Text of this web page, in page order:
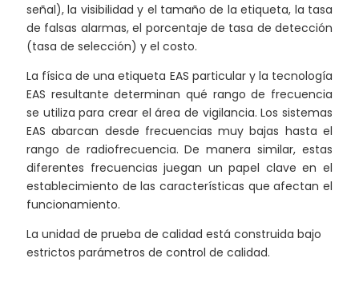
señal), la visibilidad y el tamaño de la etiqueta, la tasa
de falsas alarmas, el porcentaje de tasa de detección
(tasa de selección) y el costo.
La física de una etiqueta EAS particular y la tecnología
EAS resultante determinan qué rango de frecuencia
se utiliza para crear el área de vigilancia. Los sistemas
EAS abarcan desde frecuencias muy bajas hasta el
rango de radiofrecuencia. De manera similar, estas
diferentes frecuencias juegan un papel clave en el
establecimiento de las características que afectan el
funcionamiento.
La unidad de prueba de calidad está construida bajo
estrictos parámetros de control de calidad.